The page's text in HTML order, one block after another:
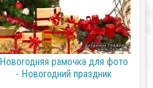
Новогодняя рамочка для фото
- Новогодний праздник